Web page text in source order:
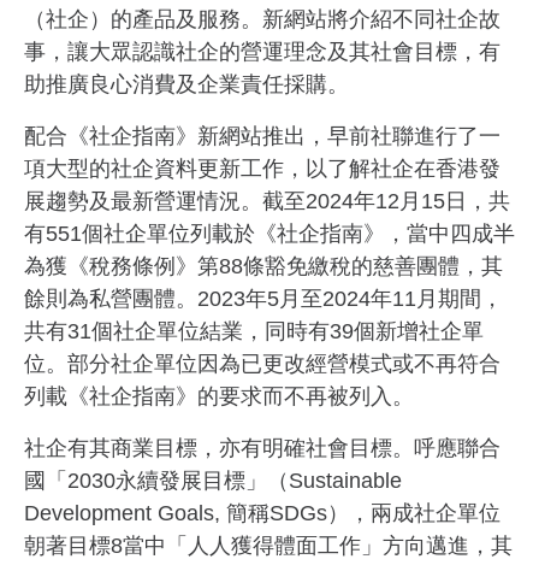
（社企）的產品及服務。新網站將介紹不同社企故
事，讓大眾認識社企的營運理念及其社會目標，有
助推廣良心消費及企業責任採購。
配合《社企指南》新網站推出，早前社聯進行了一
項大型的社企資料更新工作，以了解社企在香港發
展趨勢及最新營運情況。截至2024年12月15日，共
有551個社企單位列載於《社企指南》，當中四成半
為獲《稅務條例》第88條豁免繳稅的慈善團體，其
餘則為私營團體。2023年5月至2024年11月期間，
共有31個社企單位結業，同時有39個新增社企單
位。部分社企單位因為已更改經營模式或不再符合
列載《社企指南》的要求而不再被列入。
社企有其商業目標，亦有明確社會目標。呼應聯合
國「2030永續發展目標」（Sustainable
Development Goals, 簡稱SDGs），兩成社企單位
朝著目標8當中「人人獲得體面工作」方向邁進，其